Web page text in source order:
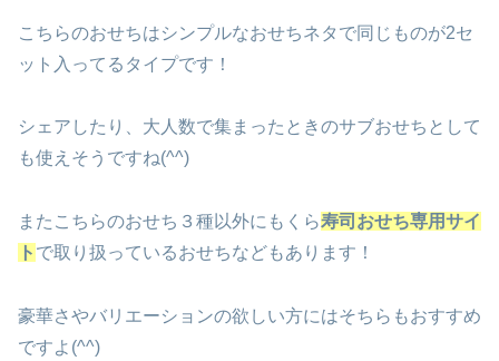
こちらのおせちはシンプルなおせちネタで同じものが2セ
ット入ってるタイプです！
シェアしたり、大人数で集まったときのサブおせちとして
も使えそうですね(^^)
またこちらのおせち３種以外にもくら寿司おせち専用サイ
ト で取り扱っているおせちなどもあります！
豪華さやバリエーションの欲しい方にはそちらもおすすめ
ですよ(^^)